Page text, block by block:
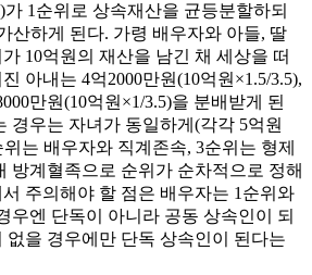
1순위로 상속재산을 균등분할하되
산하게 된다. 가령 배우자와 아들, 딸
10억원의 재산을 남긴 채 세상을 떠
아내는 4억2000만원(10억원×1.5/3.5),
만원(10억원×1/3.5)을 분배받게 된
경우는 자녀가 동일하게(각각 5억원
는 배우자와 직계존속, 3순위는 형제
방계혈족으로 순위가 순차적으로 정해
주의해야 할 점은 배우자는 1순위와
우엔 단독이 아니라 공동 상속인이 되
없을 경우에만 단독 상속인이 된다는